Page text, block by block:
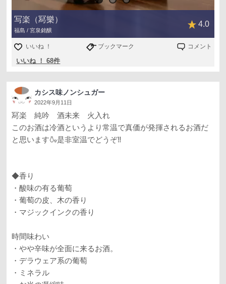
写楽（冩樂）
福島 / 宮泉銘醸
4.0
いいね ！ ブックマーク コメント
いいね ！ 68件
カシス味ノンシュガー
2022年9月11日
冩楽 純吟 酒未来 火入れ
このお酒は冷酒というより常温で真価が発揮されるお酒だ
と思います🍶是非室温でどうぞ‼️
◆香り
・酸味の有る葡萄
・葡萄の皮、木の香り
・マジックインクの香り
時間味わい
・やや辛味が全面に来るお酒。
・デラウェア系の葡萄
・ミネラル